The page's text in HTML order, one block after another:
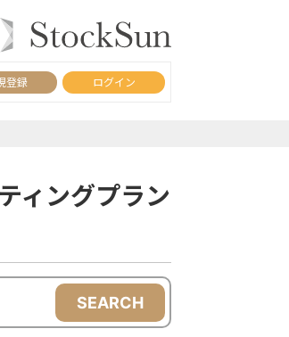
登録 ログイン
ィングプラン
SEARCH